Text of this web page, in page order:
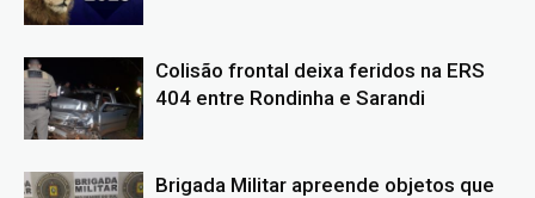
Colisão frontal deixa feridos na ERS
404 entre Rondinha e Sarandi
Brigada Militar apreende objetos que